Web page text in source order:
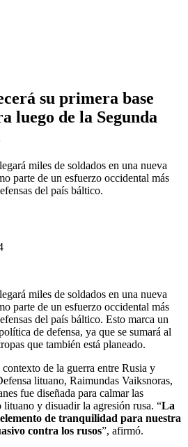
su primera base
luego de la Segunda
miles de soldados en una nueva
parte de un esfuerzo occidental más
del país báltico.
miles de soldados en una nueva
parte de un esfuerzo occidental más
del país báltico. Esto marca un
de defensa, ya que se sumará al
que también está planeado.
de la guerra entre Rusia y
lituano, Raimundas Vaiksnoras,
fue diseñada para calmar las
y disuadir la agresión rusa. “La
de tranquilidad para nuestra
contra los rusos”, afirmó.